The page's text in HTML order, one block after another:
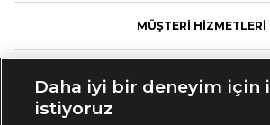
MÜŞTERİ HİZMETLERİ
Daha iyi bir deneyim için
istiyoruz